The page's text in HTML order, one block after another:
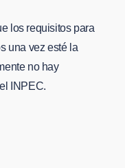
los requisitos para
una vez esté la
no hay
INPEC.